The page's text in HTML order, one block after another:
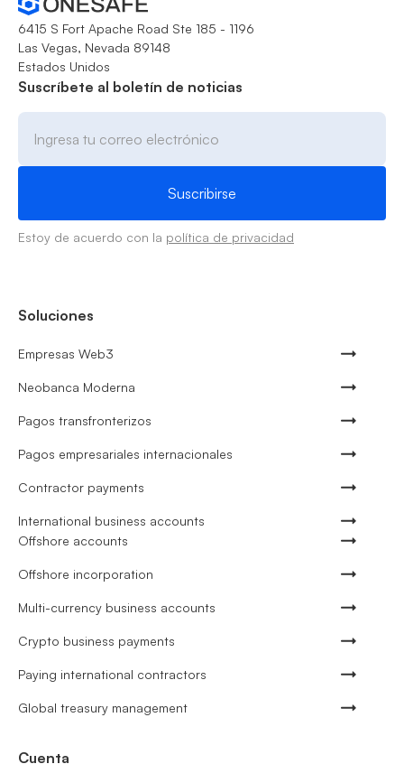
6415 S Fort Apache Road Ste 185 - 1196
Las Vegas, Nevada 89148
Estados Unidos
Suscríbete al boletín de noticias
Estoy de acuerdo con la política de privacidad
Soluciones
Empresas Web3
Neobanca Moderna
Pagos transfronterizos
Pagos empresariales internacionales
Contractor payments
International business accounts
Offshore accounts
Offshore incorporation
Multi-currency business accounts
Crypto business payments
Paying international contractors
Global treasury management
Cuenta